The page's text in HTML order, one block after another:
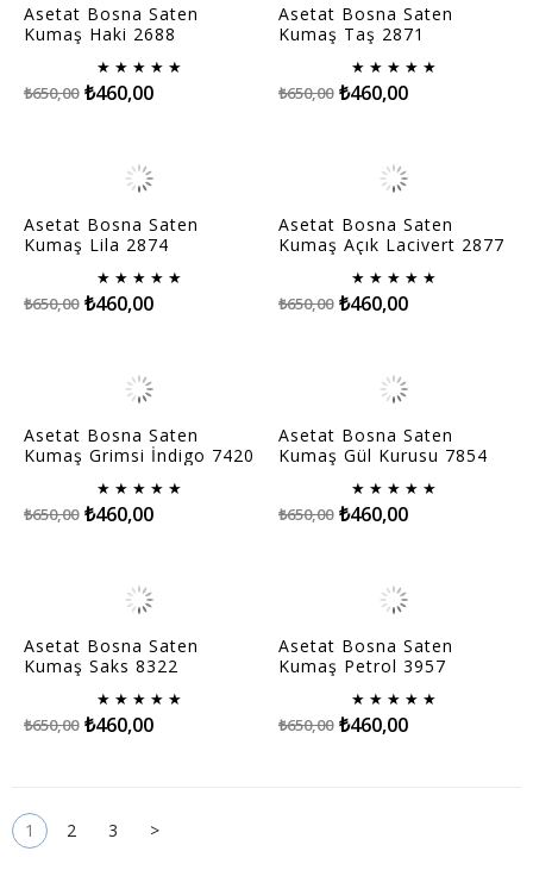
Asetat Bosna Saten
Kumaş Haki 2688
★ ★ ★ ★ ★
₺460,00
₺650,00
Asetat Bosna Saten
Kumaş Taş 2871
★ ★ ★ ★ ★
₺460,00
₺650,00
Asetat Bosna Saten
Kumaş Lila 2874
★ ★ ★ ★ ★
₺460,00
₺650,00
Asetat Bosna Saten
Kumaş Açık Lacivert 2877
★ ★ ★ ★ ★
₺460,00
₺650,00
Asetat Bosna Saten
Kumaş Grimsi İndigo 7420
★ ★ ★ ★ ★
₺460,00
₺650,00
Asetat Bosna Saten
Kumaş Gül Kurusu 7854
★ ★ ★ ★ ★
₺460,00
₺650,00
Asetat Bosna Saten
Kumaş Saks 8322
★ ★ ★ ★ ★
₺460,00
₺650,00
Asetat Bosna Saten
Kumaş Petrol 3957
★ ★ ★ ★ ★
₺460,00
₺650,00
1 2 3 >